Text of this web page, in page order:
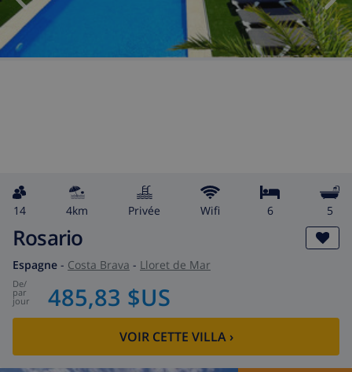
14 4km privée wifi 6 5
Rosario
Espagne - Costa Brava - Lloret de Mar
de/
par
jour 485,83 $US
VOIR CETTE VILLA›